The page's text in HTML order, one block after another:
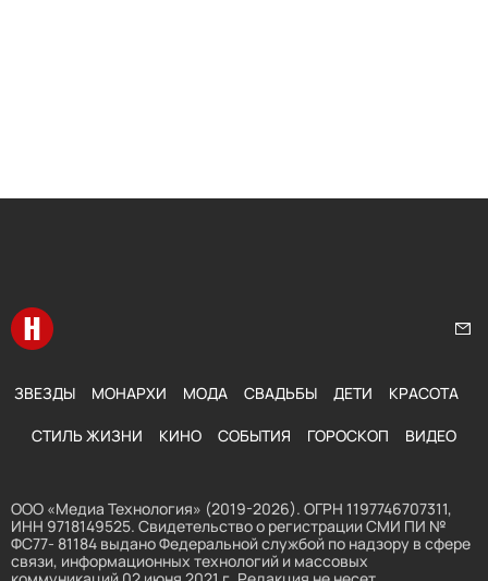
Перейти на главную
ЗВЕЗДЫ МОНАРХИ МОДА СВАДЬБЫ ДЕТИ КРАСОТА
СТИЛЬ ЖИЗНИ КИНО СОБЫТИЯ ГОРОСКОП ВИДЕО
ООО «Медиа Технология» (2019-2026). ОГРН 1197746707311,
ИНН 9718149525. Свидетельство о регистрации СМИ ПИ №
ФС77- 81184 выдано Федеральной службой по надзору в сфере
связи, информационных технологий и массовых